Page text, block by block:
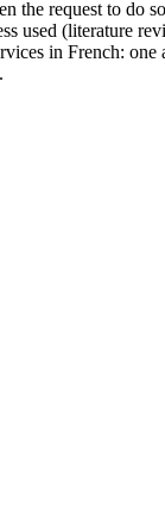
request to do
used (literature
in French: